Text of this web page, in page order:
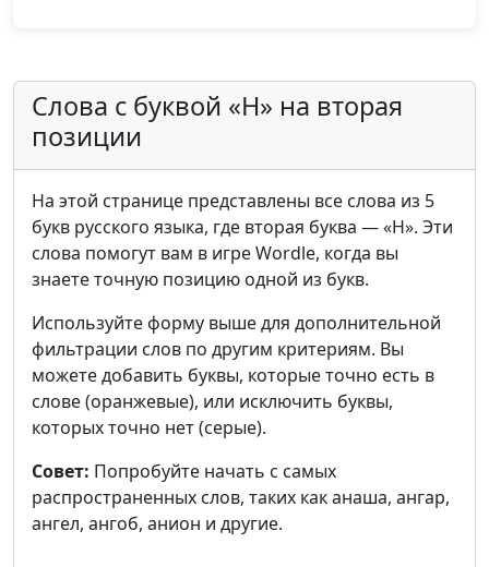
Слова с буквой «Н» на вторая
позиции
На этой странице представлены все слова из 5
букв русского языка, где вторая буква — «Н». Эти
слова помогут вам в игре Wordle, когда вы
знаете точную позицию одной из букв.
Используйте форму выше для дополнительной
фильтрации слов по другим критериям. Вы
можете добавить буквы, которые точно есть в
слове (оранжевые), или исключить буквы,
которых точно нет (серые).
Совет: Попробуйте начать с самых
распространенных слов, таких как анаша, ангар,
ангел, ангоб, анион и другие.